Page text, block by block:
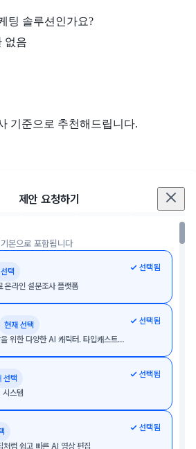
팅 솔루션인가요?
없음
기준으로 추천해드립니다.
제안 요청하기
본으로 포함됩니다
택
온라인 설문조사 플랫폼
선택됨
현재 선택
다채로운 동영상을 위한 다양한 AI 캐릭터. 타입캐스트의 다양한 캐릭터와 가상인간을 활용하여 상황에 맞는 대본을 입력하기만 하면 당신만의 비디오 완성
선택됨
선택
시스템
선택됨
럼 쉽고 빠른 AI 영상 편집
선택됨
딱 맞는 솔루션을 만나
천받기
어 세무·회계 문서관리
영업·
터 분석 마케팅 이커머스 웹사이트
속 통합 자산 관리
교육관리
산기